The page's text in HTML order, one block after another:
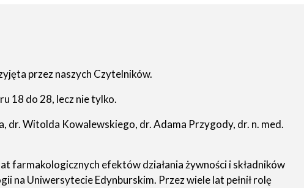
przez naszych Czytelników.
18 do 28, lecz nie tylko.
dr. Witolda Kowalewskiego, dr. Adama Przygody, dr. n. med.
farmakologicznych efektów działania żywności i składników
na Uniwersytecie Edynburskim. Przez wiele lat pełnił rolę